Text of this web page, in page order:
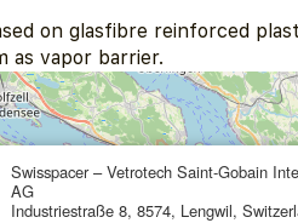
on glasfibre reinforced
as vapor barrier.
Swisspacer – Vetrotech Saint-Gobain
AG
Industriestraße 8, 8574, Lengwil,